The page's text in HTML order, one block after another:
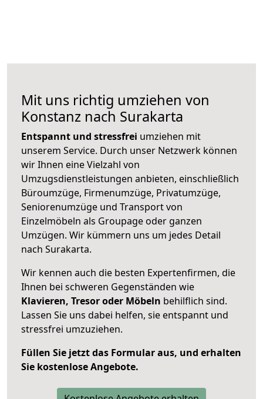
Mit uns richtig umziehen von
Konstanz nach Surakarta
Entspannt und stressfrei umziehen mit
unserem Service. Durch unser Netzwerk können
wir Ihnen eine Vielzahl von
Umzugsdienstleistungen anbieten, einschließlich
Büroumzüge, Firmenumzüge, Privatumzüge,
Seniorenumzüge und Transport von
Einzelmöbeln als Groupage oder ganzen
Umzügen. Wir kümmern uns um jedes Detail
nach Surakarta.
Wir kennen auch die besten Expertenfirmen, die
Ihnen bei schweren Gegenständen wie
Klavieren, Tresor oder Möbeln behilflich sind.
Lassen Sie uns dabei helfen, sie entspannt und
stressfrei umzuziehen.
Füllen Sie jetzt das Formular aus, und erhalten
Sie kostenlose Angebote.